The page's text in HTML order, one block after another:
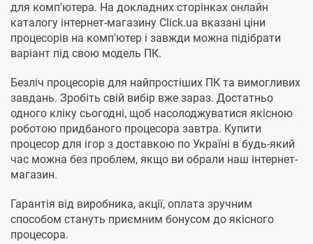
для комп'ютера. На докладних сторінках онлайн
каталогу інтернет-магазину Click.ua вказані ціни
процесорів на комп'ютер і завжди можна підібрати
варіант під свою модель ПК.
Безліч процесорів для найпростіших ПК та вимогливих
завдань. Зробіть свій вибір вже зараз. Достатньо
одного кліку сьогодні, щоб насолоджуватися якісною
роботою придбаного процесора завтра. Купити
процесор для ігор з доставкою по Україні в будь-який
час можна без проблем, якщо ви обрали наш інтернет-
магазин.
Гарантія від виробника, акції, оплата зручним
способом стануть приємним бонусом до якісного
процесора.